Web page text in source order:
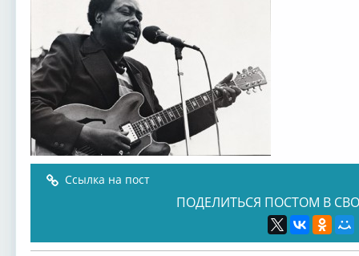
Ссылка на пост
ПОДЕЛИТЬСЯ ПОСТОМ В